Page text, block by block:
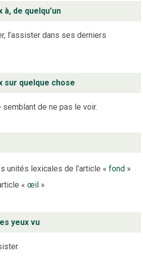
de quelqu’un
l’assister dans ses derniers
sur quelque chose
semblant de ne pas le voir.
unités lexicales de l’article «fond »
«œil »
yeux vu